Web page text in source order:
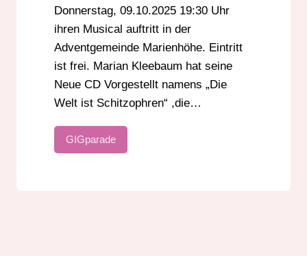
Donnerstag, 09.10.2025 19:30 Uhr
ihren Musical auftritt in der
Adventgemeinde Marienhöhe. Eintritt
ist frei. Marian Kleebaum hat seine
Neue CD Vorgestellt namens „Die
Welt ist Schitzophren“ ,die…
GIGparade